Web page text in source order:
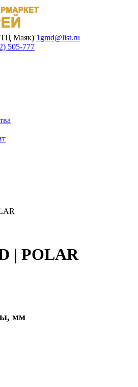
Маяк) 1gmd@list.ru
505-777
| POLAR
мм